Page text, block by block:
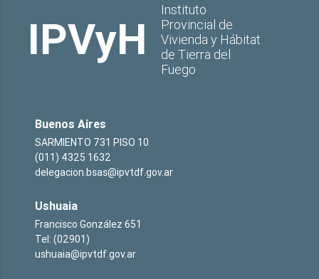
IPVyH
Instituto
Provincial de
Vivienda y Hábitat
de Tierra del
Fuego
Buenos Aires
SARMIENTO 731 PISO 10
(011) 4325 1632
delegacion.bsas@ipvtdf.gov.ar
Ushuaia
Francisco González 651
Tel: (02901)
ushuaia@ipvtdf.gov.ar